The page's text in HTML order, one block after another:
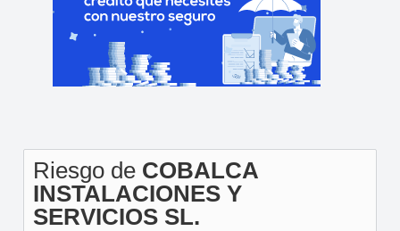
Riesgo de COBALCA
INSTALACIONES Y
SERVICIOS SL.